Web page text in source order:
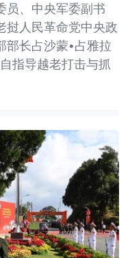
员、中央军委副书
挝人民革命党中央政
部长占沙蒙•占雅拉
自指导越老打击与抓